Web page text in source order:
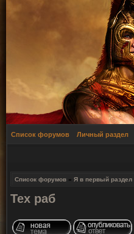
Список форумов Личный раздел
Список форумов » Я в первый раздел
Тех раб